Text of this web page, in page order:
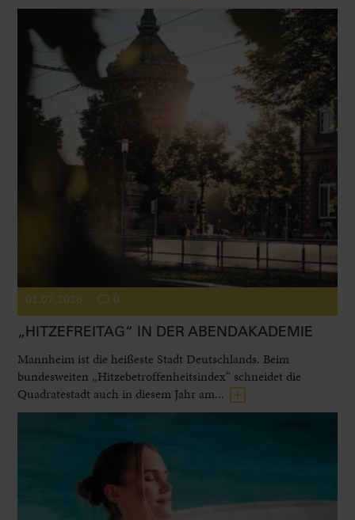
01.07.2026 0
„HITZEFREITAG“ IN DER ABENDAKADEMIE
Mannheim ist die heißeste Stadt Deutschlands. Beim
bundesweiten „Hitzebetroffenheitsindex“ schneidet die
Quadratestadt auch in diesem Jahr am...